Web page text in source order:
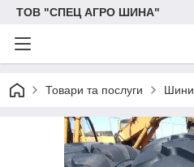
ТОВ "СПЕЦ АГРО ШИНА"
Товари та послуги Шини